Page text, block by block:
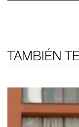
TAMBIÉN